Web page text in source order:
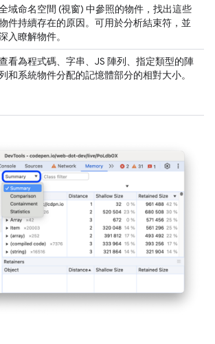
域命名空間 (視窗) 中參照的物件，找出這些
件持續存在的原因。可用於分析結束符，並
入瞭解物件。
看為程式碼、字串、JS 陣列、指定類型的陣
和系統物件分配的記憶體部分的相對大小。